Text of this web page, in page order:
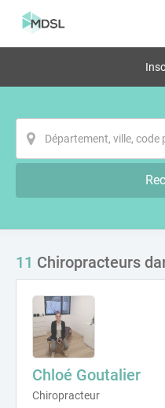
11 Chiropracteurs
Chloé Goutalier
Chiropracteur